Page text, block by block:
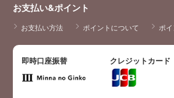
お支払い&ポイント
お支払い方法 ポイントについて ポ
即時口座振替 クレジットカード